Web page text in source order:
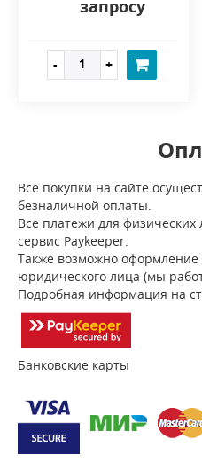
запросу
Все покупки на сайте
безналичной оплаты.
Все платежи для
сервис Paykeeper.
Также возможно оформление
юридического лица (мы
Подробная информация на
Банковские карты